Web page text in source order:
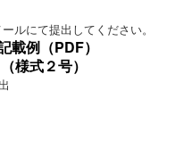
ルにて提出してください。
載例（PDF）
様式２号）